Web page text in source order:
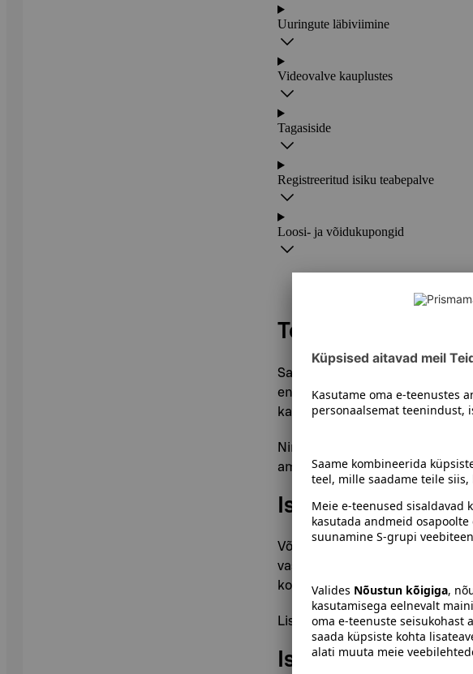
Uuringute läbiviimine
Videovalve kauplustes
Tagasiside
Registreeritud isiku teabepalve
Loosi- ja võidukupongid
Teabeallikad ja
Saame teie andmeid
endalt veebilehtede kaudu, e-
kaudu.
Nime, aadressi, mobiilinumbri
ametiasutustelt ja ettevõtetelt.
Isikuandmete
Võime edastada isikuandmeid
vastates ametiasutuste
koostööpartneritele.
Lisaks võime teie nõusolekul
Isikuandmete